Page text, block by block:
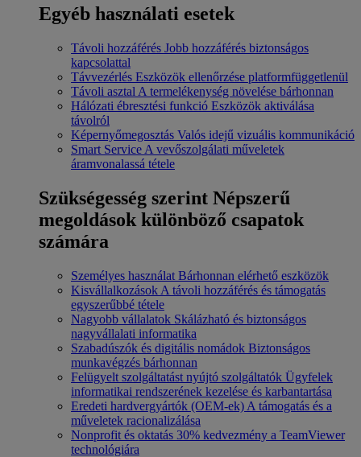
Egyéb használati esetek
Távoli hozzáférés Jobb hozzáférés biztonságos
kapcsolattal
Távvezérlés Eszközök ellenőrzése platformfüggetlenül
Távoli asztal A termelékenység növelése bárhonnan
Hálózati ébresztési funkció Eszközök aktiválása
távolról
Képernyőmegosztás Valós idejű vizuális kommunikáció
Smart Service A vevőszolgálati műveletek
áramvonalassá tétele
Szükségesség szerint Népszerű
megoldások különböző csapatok
számára
Személyes használat Bárhonnan elérhető eszközök
Kisvállalkozások A távoli hozzáférés és támogatás
egyszerűbbé tétele
Nagyobb vállalatok Skálázható és biztonságos
nagyvállalati informatika
Szabadúszók és digitális nomádok Biztonságos
munkavégzés bárhonnan
Felügyelt szolgáltatást nyújtó szolgáltatók Ügyfelek
informatikai rendszerének kezelése és karbantartása
Eredeti hardvergyártók (OEM-ek) A támogatás és a
műveletek racionalizálása
Nonprofit és oktatás 30% kedvezmény a TeamViewer
technológiára